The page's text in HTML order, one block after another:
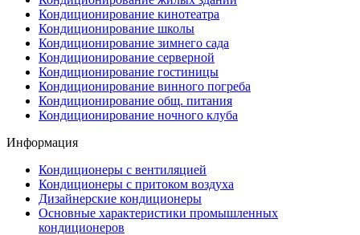
Кондиционирование кинотеатра
Кондиционирование школы
Кондиционирование зимнего сада
Кондиционирование серверной
Кондиционирование гостиницы
Кондиционирование винного погреба
Кондиционирование общ. питания
Кондиционирование ночного клуба
Информация
Кондиционеры с вентиляцией
Кондиционеры с притоком воздуха
Дизайнерские кондиционеры
Основные характеристики промышленных
кондиционеров